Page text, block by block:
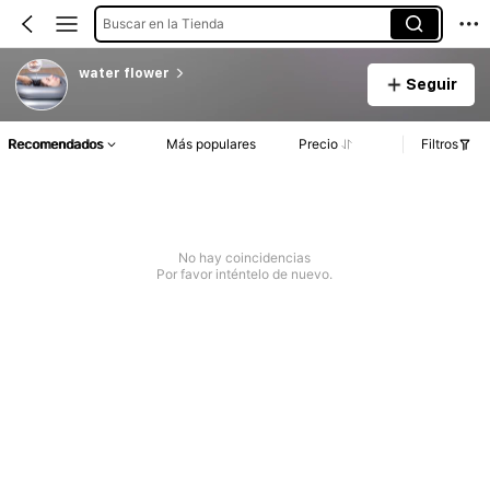
Buscar en la Tienda
water flower
Seguir
Recomendados Más populares Precio Filtros
No hay coincidencias
Por favor inténtelo de nuevo.